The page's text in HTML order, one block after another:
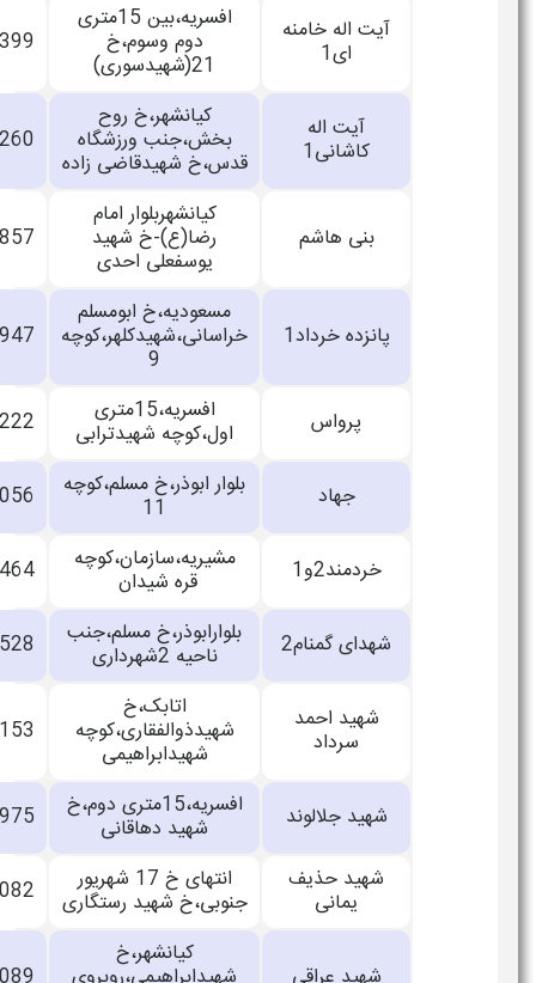
آیت اله خامنه افسریه،بین 15متری
دوم وسوم،خ 33802399
کیانشهر،خ روح
بخش،جنب ورزشگاه
قدس،خ شهیدقاضی زاده
33880260
کیانشهربلوار امام
رضا(ع)-خ شهید
یوسفعلی احدی
33605857
مسعودیه،خ ابومسلم
خراسانی،شهیدکلهر،کوچه 33862947
افسریه،15متری
اول،کوچه شهیدترابی 33845222
بلوار ابوذر،خ مسلم،کوچه 33148056
مشیریه،سازمان،کوچه
قره شیدان 33451464
بلوارابوذر،خ مسلم،جنب
ناحیه 2شهرداری 33144528
شهیدذوالفقاری،کوچه
شهیدابراهیمی
33701153
افسریه،15متری دوم،خ
شهید دهاقانی
33142975
انتهای خ 17 شهریور
جنوبی،خ شهید رستگاری 55314082